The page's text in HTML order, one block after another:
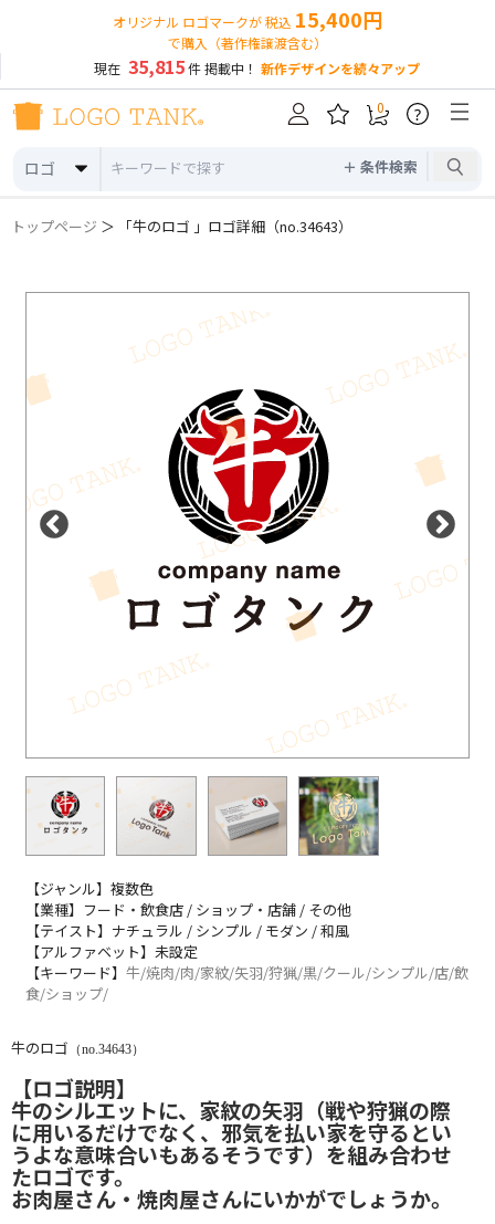
オリジナル ロゴマークが 税込 15,400円
で購入（著作権譲渡含む）
現在 35,815件 掲載中！ 新作デザインを続々アップ
ロゴ ＋ 条件検索
0 ?
トップページ ＞ 「牛のロゴ 」ロゴ詳細（no.34643）
【ジャンル】複数色
【業種】フード・飲食店 / ショップ・店舗 / その他
【テイスト】ナチュラル / シンプル / モダン / 和風
【アルファベット】未設定
【キーワード】 牛/焼肉/肉/家紋/矢羽/狩猟/黒/クール/シンプル/店/飲
食/ショップ/
牛のロゴ （no.34643）
【ロゴ説明】
牛のシルエットに、家紋の矢羽（戦や狩猟の際
に用いるだけでなく、邪気を払い家を守るとい
うよな意味合いもあるそうです）を組み合わせ
たロゴです。
お肉屋さん・焼肉屋さんにいかがでしょうか。